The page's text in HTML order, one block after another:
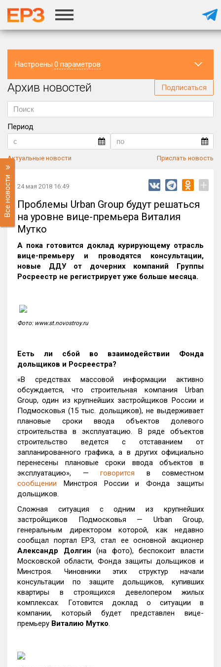
Настроены 0 параметров
Регион
Архив новостей Подписаться
Период
Актуальные новости Прислать новость
Все новости 24 мая 2018 16:49 +
Проблемы Urban Group будут решаться
на уровне вице-премьера Виталия
Мутко
А пока готовится доклад курирующему отрасль
вице-премьеру и проводятся консультации,
новые ДДУ от дочерних компаний Группы
Росреестр не регистрирует уже больше месяца.
Фото: www.st.novostroy.ru
Есть ли сбой во взаимодействии Фонда
дольщиков и Росреестра?
«В средствах массовой информации активно
обсуждается, что строительная компания Urban
Group, один из крупнейших застройщиков России и
Подмосковья (15 тыс. дольщиков), не выдерживает
плановые сроки ввода объектов долевого
строительства в эксплуатацию. В ряде объектов
строительство ведется с отставанием от
запланированного графика, а в других официально
перенесены плановые сроки ввода объектов в
эксплуатацию», — говорится в совместном
сообщении Минстроя России и Фонда защиты
дольщиков.
Сложная ситуация с одним из крупнейших
застройщиков Подмосковья — Urban Group,
генеральным директором которой, как недавно
сообщал портал ЕРЗ, стал ее основной акционер
Александр Долгин(на фото), беспокоит власти
Московской области, Фонда защиты дольщиков и
Минстроя. Чиновники этих структур начали
консультации по защите дольщиков, купивших
квартиры в строящихся девелопером жилых
комплексах. Готовится доклад о ситуации в
компании, который будет представлен вице-
премьеру Виталию Мутко.